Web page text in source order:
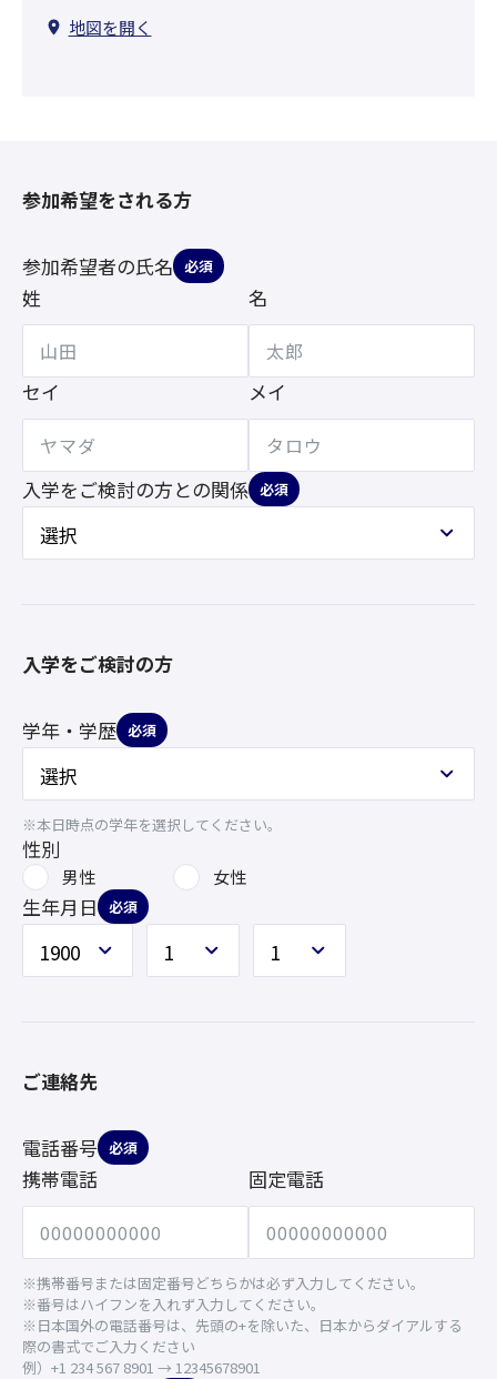
地図を開く
参加希望をされる方
参加希望者の氏名 必須
姓 名
セイ メイ
入学をご検討の方との関係 必須
入学をご検討の方
学年・学歴 必須
※本日時点の学年を選択してください。
性別
男性 女性
生年月日 必須
ご連絡先
電話番号 必須
携帯電話 固定電話
※携帯番号または固定番号どちらかは必ず入力してください。
※番号はハイフンを入れず入力してください。
※日本国外の電話番号は、先頭の+を除いた、日本からダイアルする
際の書式でご入力ください
例）+1 234 567 8901 → 12345678901